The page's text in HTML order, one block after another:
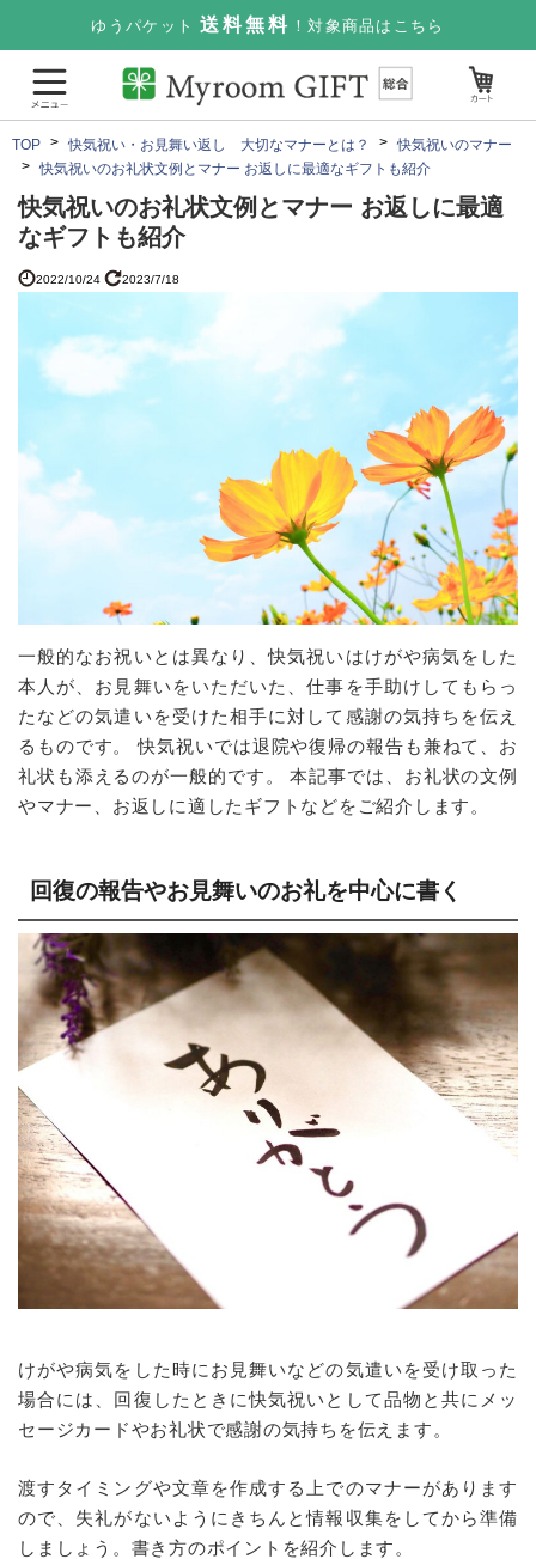
ゆうパケット 送料無料 ！対象商品はこちら
TOP 快気祝い・お見舞い返し 大切なマナーとは？
快気祝いのマナー
快気祝いのお礼状文例とマナー お返しに最適なギフトも紹介
快気祝いのお礼状文例とマナー お返しに最適
なギフトも紹介
2022/10/24 2023/7/18
一般的なお祝いとは異なり、快気祝いはけがや病気をした
本人が、お見舞いをいただいた、仕事を手助けしてもらっ
たなどの気遣いを受けた相手に対して感謝の気持ちを伝え
るものです。 快気祝いでは退院や復帰の報告も兼ねて、お
礼状も添えるのが一般的です。 本記事では、お礼状の文例
やマナー、お返しに適したギフトなどをご紹介します。
回復の報告やお見舞いのお礼を中心に書く
けがや病気をした時にお見舞いなどの気遣いを受け取った
場合には、回復したときに快気祝いとして品物と共にメッ
セージカードやお礼状で感謝の気持ちを伝えます。
渡すタイミングや文章を作成する上でのマナーがあります
ので、失礼がないようにきちんと情報収集をしてから準備
しましょう。書き方のポイントを紹介します。